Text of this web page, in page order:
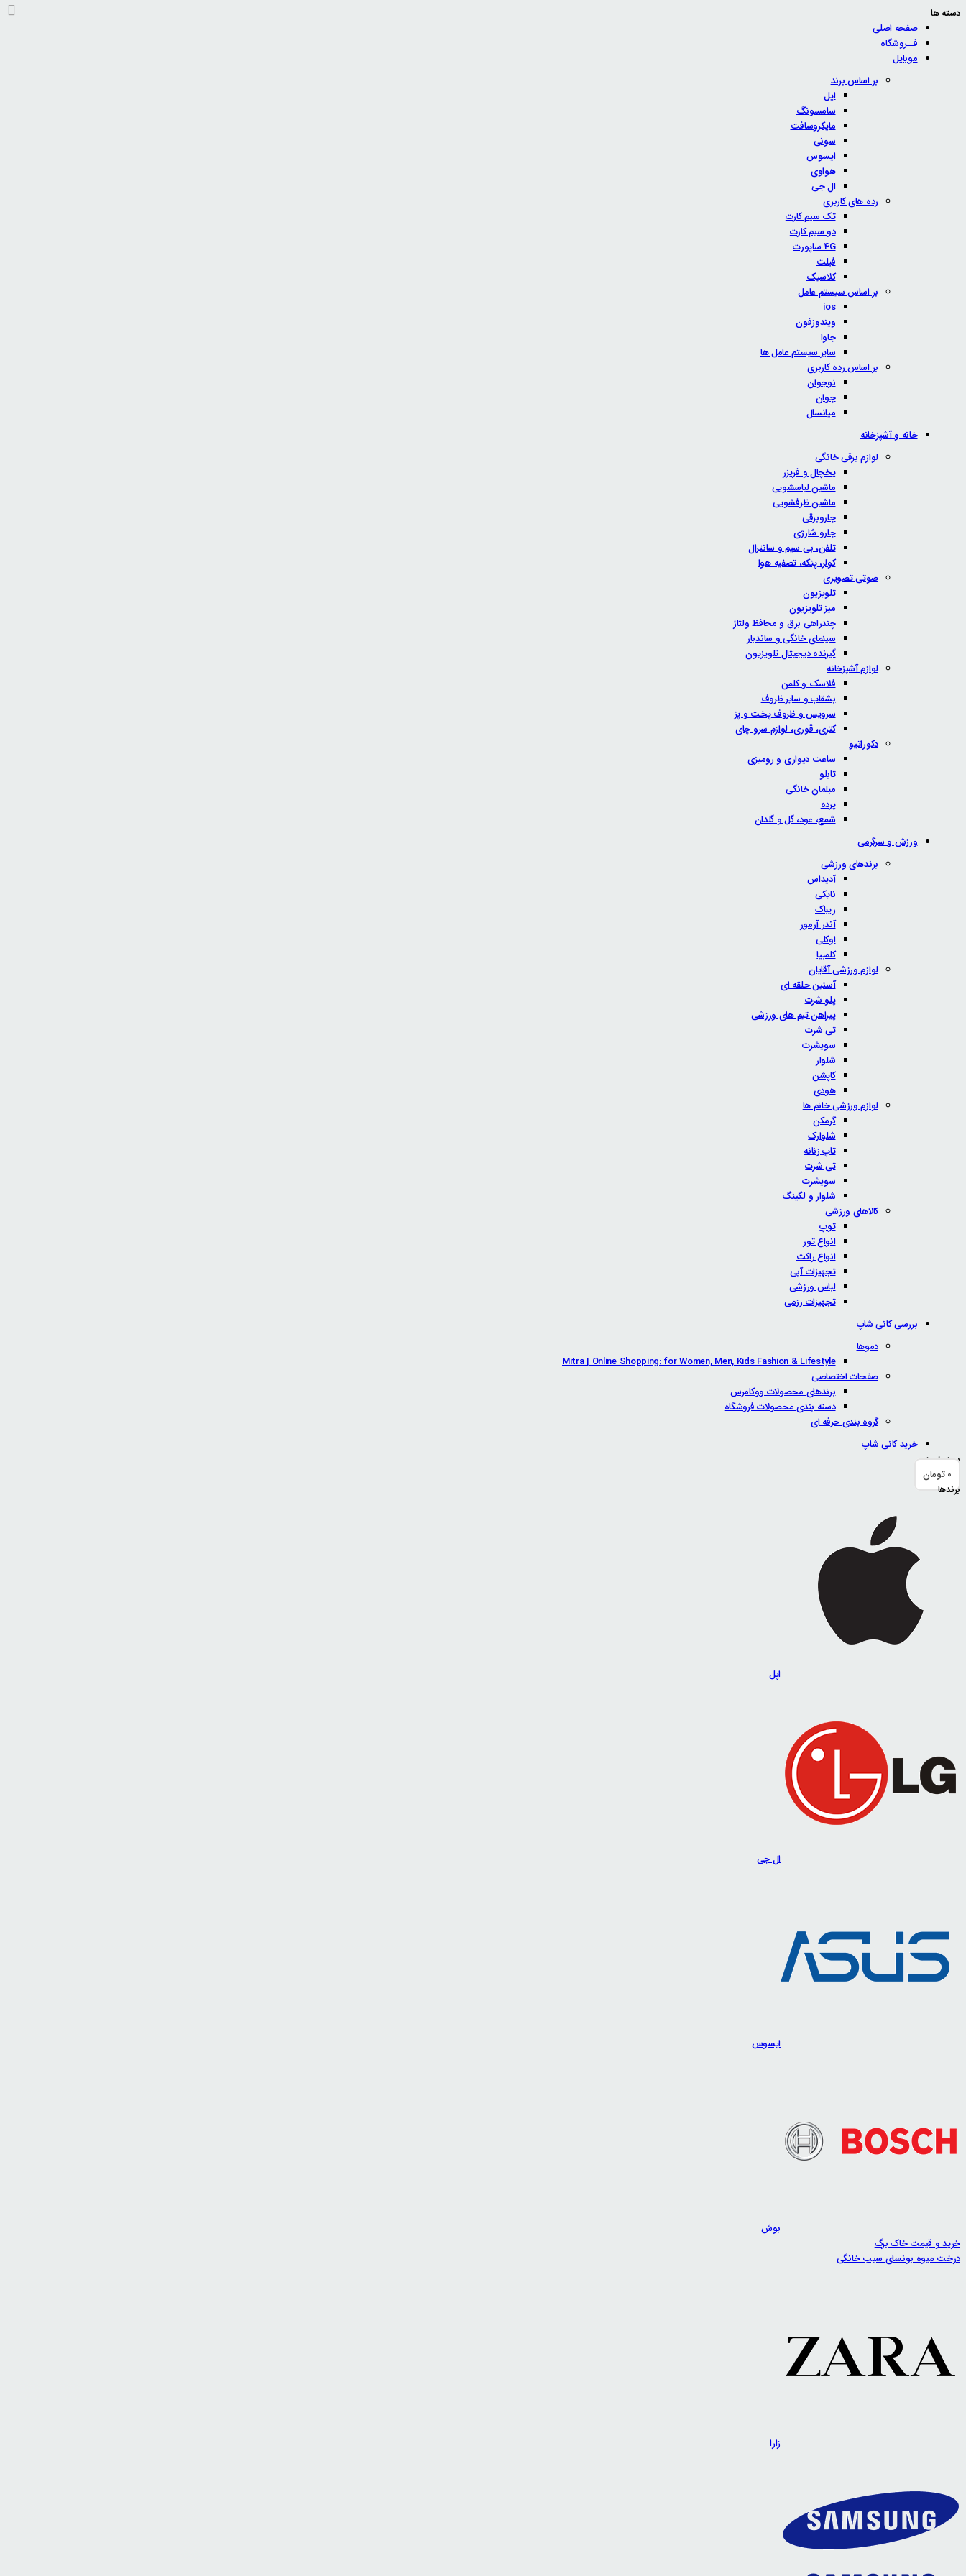
دسته ها
صفحه اصلی
فــروشگاه
موبایل
بر اساس برند
اپل
سامسونگ
مایکروسافت
سونی
ایسوس
هواوی
ال جی
رده های کاربری
تک سیم کارت
دو سیم کارت
4G ساپورت
فبلت
کلاسیک
بر اساس سیستم عامل
ios
ویندوزفون
جاوا
سایر سیستم عامل ها
بر اساس رده کاربری
نوجوان
جوان
میانسال
خانه و آشپزخانه
لوازم برقی خانگی
یخچال و فریزر
ماشین لباسشویی
ماشین ظرفشویی
جاروبرقی
جارو شارژی
تلفن، بی سیم و سانترال
کولر، پنکه، تصفیه هوا
صوتی تصویری
تلویزیون
میز تلویزیون
چندراهی برق و محافظ ولتاژ
سینمای خانگی و ساندبار
گیرنده دیجیتال تلویزیون
لوازم آشپزخانه
فلاسک و کلمن
بشقاب و سایر ظروف
سرویس و ظروف پخت و پز
کتری، قوری، لوازم سرو چای
دکوراتیو
ساعت دیواری و رومیزی
تابلو
مبلمان خانگی
پرده
شمع، عود، گل و گلدان
ورزش و سرگرمی
برندهای ورزشی
آدیداس
نایکی
ریباک
آندر آرمور
اوکلی
کلمبیا
لوازم ورزشی آقایان
آستین حلقه ای
پلو شرت
پیراهن تیم های ورزشی
تی شرت
سویشرت
شلوار
کاپشن
هودی
لوازم ورزشی خانم ها
گرمکن
شلوارک
تاپ زنانه
تی شرت
سویشرت
شلوار و لگینگ
کالاهای ورزشی
توپ
انواع تور
انواع راکت
تجهیزات آبی
لباس ورزشی
تجهیزات رزمی
بررسی کانی شاپ
دموها
Mitra | Online Shopping: for Women, Men, Kids Fashion & Lifestyle
صفحات اختصاصی
برندهای محصولات ووکامرس
دسته بندی محصولات فروشگاه
گروه بندی حرفه ای
خرید کانی شاپ
سبد خرید
0تومان
برندها
اپل
ال جی
ایسوس
بوش
خرید و قیمت خاک برگ
درخت میوه بونسای سیب خانگی
زارا